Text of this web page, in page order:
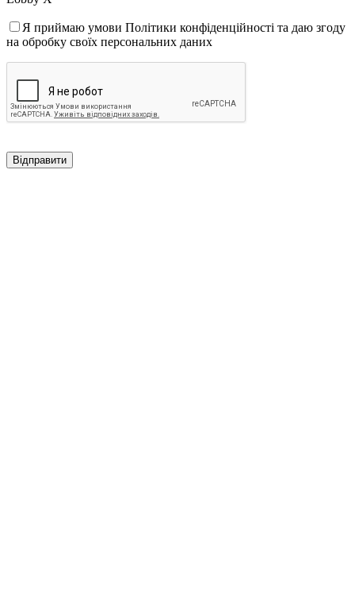
Я приймаю умови Політики конфіденційності та даю згоду
на обробку своїх персональних даних